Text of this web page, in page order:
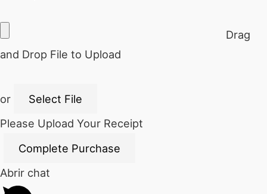
Drag
and Drop File to Upload
or
Select File
Please Upload Your Receipt
Abrir chat